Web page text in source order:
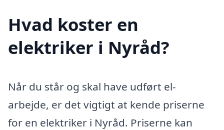
Hvad koster en
elektriker i Nyråd?
Når du står og skal have udført el-
arbejde, er det vigtigt at kende priserne
for en elektriker i Nyråd. Priserne kan